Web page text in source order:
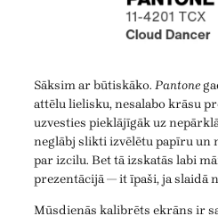
Sāksim ar būtiskāko. Pantone
attēlu lielisku, nesalabo krāsu
uzvesties pieklājīgāk uz
neglābj slikti izvēlētu papīru un
par izcilu. Bet tā izskatās labi
prezentācijā — it īpaši, ja slaidā
Mūsdienās kalibrēts ekrāns ir